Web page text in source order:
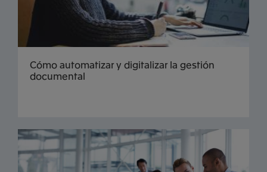
Cómo automatizar y digitalizar la gestión
documental